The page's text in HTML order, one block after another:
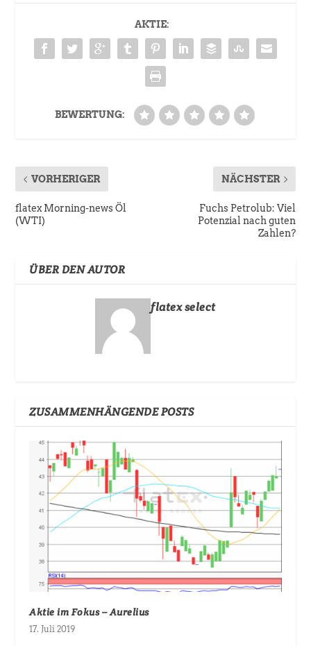
AKTIE:
BEWERTUNG:
VORHERIGER
flatex Morning-news Öl
(WTI)
NÄCHSTER
Fuchs Petrolub: Viel
Potenzial nach guten
Zahlen?
ÜBER DEN AUTOR
flatex select
ZUSAMMENHÄNGENDE POSTS
Aktie im Fokus – Aurelius
17. Juli 2019